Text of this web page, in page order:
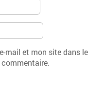
mail et mon site dans le